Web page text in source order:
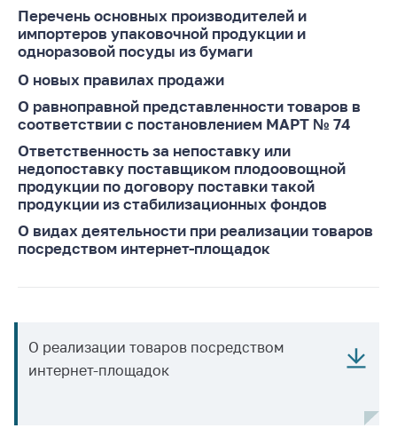
Выставочная
деятельность в
Республике
Беларусь
Защита
персональных
данных
Новости
Обратиться в МАРТ
Личный прием
Горячая линия
Перечень основных производителей и
импортеров упаковочной продукции и
одноразовой посуды из бумаги
О новых правилах продажи
О равноправной представленности товаров в
соответствии с постановлением МАРТ № 74
Ответственность за непоставку или
недопоставку поставщиком плодоовощной
продукции по договору поставки такой
продукции из стабилизационных фондов
О видах деятельности при реализации товаров
посредством интернет-площадок
О реализации товаров посредством
интернет-площадок